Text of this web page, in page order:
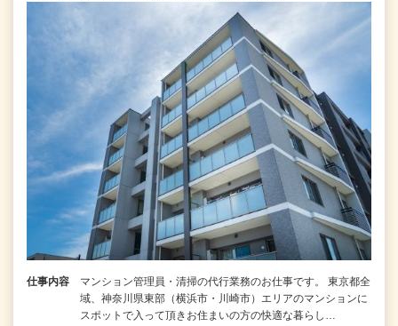
仕事内容
マンション管理員・清掃の代行業務のお仕事です。 東京都全
域、神奈川県東部（横浜市・川崎市）エリアのマンションに
スポットで入って頂きお住まいの方の快適な暮らし…